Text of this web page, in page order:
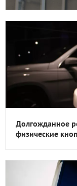
Долгожданное
физические